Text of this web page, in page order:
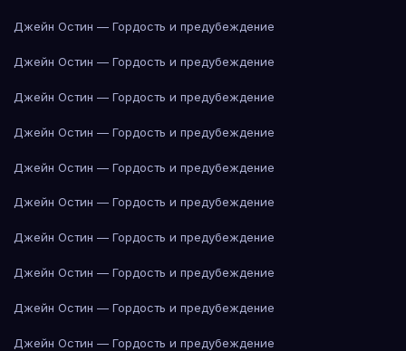
Джейн Остин — Гордость и предубеждение
Джейн Остин — Гордость и предубеждение
Джейн Остин — Гордость и предубеждение
Джейн Остин — Гордость и предубеждение
Джейн Остин — Гордость и предубеждение
Джейн Остин — Гордость и предубеждение
Джейн Остин — Гордость и предубеждение
Джейн Остин — Гордость и предубеждение
Джейн Остин — Гордость и предубеждение
Джейн Остин — Гордость и предубеждение